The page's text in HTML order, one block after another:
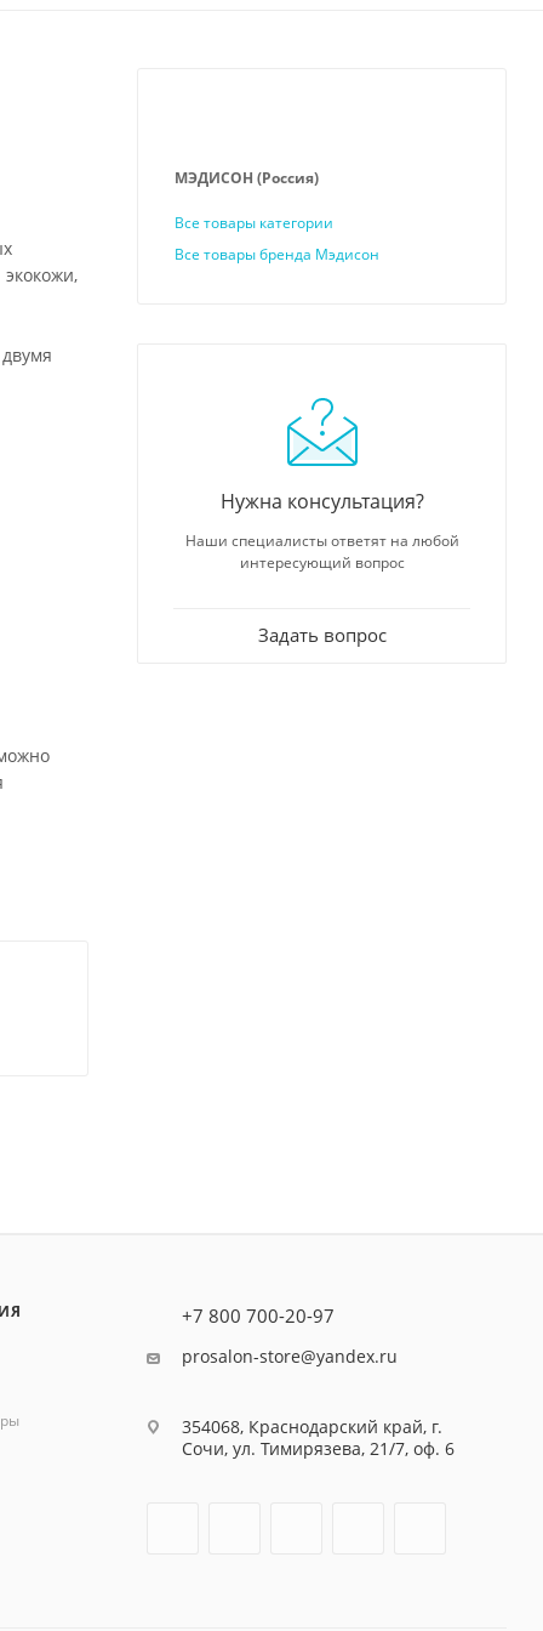
МЭДИСОН (Россия)
Все товары категории
Все товары бренда Мэдисон
Нужна консультация?
Наши специалисты ответят на любой
интересующий вопрос
Задать вопрос
+7 800 700-20-97
prosalon-store@yandex.ru
354068, Краснодарский край, г.
Сочи, ул. Тимирязева, 21/7, оф. 6